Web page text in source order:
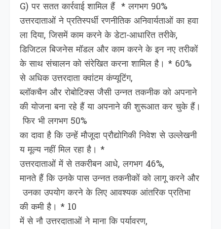
G) पर सतत कार्रवाई शामिल हैं * लगभग 90%
उत्तरदाताओं ने प्रतिस्पर्धी रणनीतिक अनिवार्यताओं का हवा
ला दिया, जिसमें काम करने के डेटा-आधार‍ित तरीके,
डिजिटल बिजनेस मॉडल और काम करने के इन नए तरीकों
के साथ संचालन को संरेखित करना शामिल है। * 60%
से अधिक उत्तरदाता क्वांटम कंप्यूटिंग,
ब्लॉकचैन और रोबोटिक्स जैसी उन्नत तकनीक को अपनाने
की योजना बना रहे हैं या अपनाने की शुरूआत कर चुके हैं।
फिर भी लगभग 50%
का दावा है कि उन्‍हें मौजूदा प्रौद्योगिकी निवेश से उल्‍लेखनी
य मूल्य नहीं म‍िल रहा है। *
उत्तरदाताओं में से तकरीबन आधे, लगभग 46%,
मानते हैं कि उनके पास उन्नत तकनीकों को लागू करने और
उनका उपयोग करने के लिए आवश्यक आंतरिक प्रतिभा
की कमी है। * 10
में से नौ उत्तरदाताओं ने माना कि पर्यावरण,